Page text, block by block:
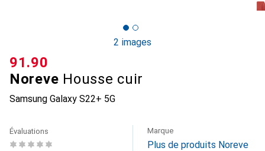
2 images
Noreve Housse cuir
Samsung Galaxy S22+ 5G
CHF
91.90
Évaluations Marque
Plus de produits Noreve